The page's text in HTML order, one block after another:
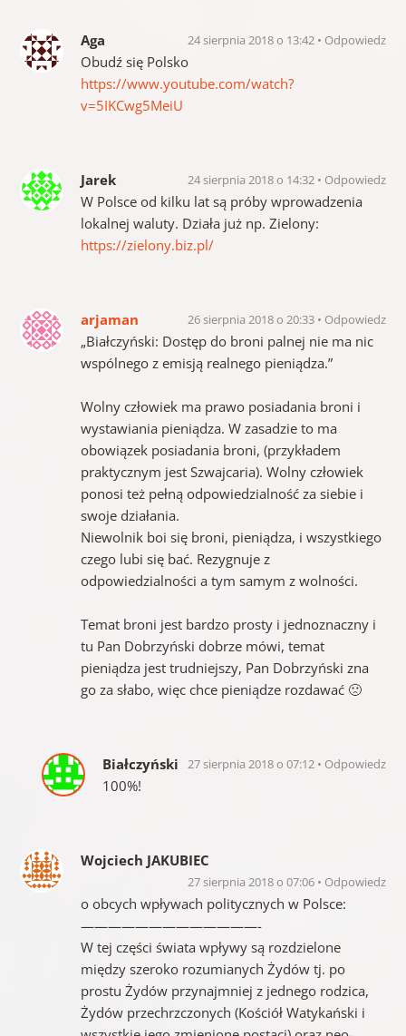
Aga 24 sierpnia 2018 o 13:42 Odpowiedz
Obudź się Polsko
https://www.youtube.com/watch?
v=5IKCwg5MeiU
Jarek 24 sierpnia 2018 o 14:32 Odpowiedz
W Polsce od kilku lat są próby wprowadzenia
lokalnej waluty. Działa już np. Zielony:
https://zielony.biz.pl/
arjaman 26 sierpnia 2018 o 20:33 Odpowiedz
„Białczyński: Dostęp do broni palnej nie ma nic
wspólnego z emisją realnego pieniądza.”
Wolny człowiek ma prawo posiadania broni i
wystawiania pieniądza. W zasadzie to ma
obowiązek posiadania broni, (przykładem
praktycznym jest Szwajcaria). Wolny człowiek
ponosi też pełną odpowiedzialność za siebie i
swoje działania.
Niewolnik boi się broni, pieniądza, i wszystkiego
czego lubi się bać. Rezygnuje z
odpowiedzialności a tym samym z wolności.
Temat broni jest bardzo prosty i jednoznaczny i
tu Pan Dobrzyński dobrze mówi, temat
pieniądza jest trudniejszy, Pan Dobrzyński zna
go za słabo, więc chce pieniądze rozdawać 🙁
Białczyński 27 sierpnia 2018 o 07:12 Odpowiedz
100%!
Wojciech JAKUBIEC
27 sierpnia 2018 o 07:06 Odpowiedz
o obcych wpływach politycznych w Polsce:
—————————————-
W tej części świata wpływy są rozdzielone
między szeroko rozumianych Żydów tj. po
prostu Żydów przynajmniej z jednego rodzica,
Żydów przechrzczonych (Kościół Watykański i